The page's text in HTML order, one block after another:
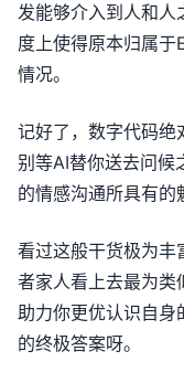
发能够介入到人和人
度上使得原本归属于
情况。
记好了，数字代码绝
别等AI替你送去问候
的情感沟通所具有的
看过这般干货极为丰
者家人看上去最为类
助力你更优认识自身
的终极答案呀。